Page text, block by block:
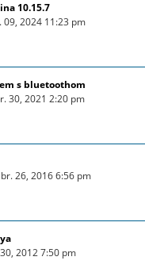
10.15.7
09, 2024 11:23 pm
s bluetoothom
30, 2021 2:20 pm
26, 2016 6:56 pm
2012 7:50 pm